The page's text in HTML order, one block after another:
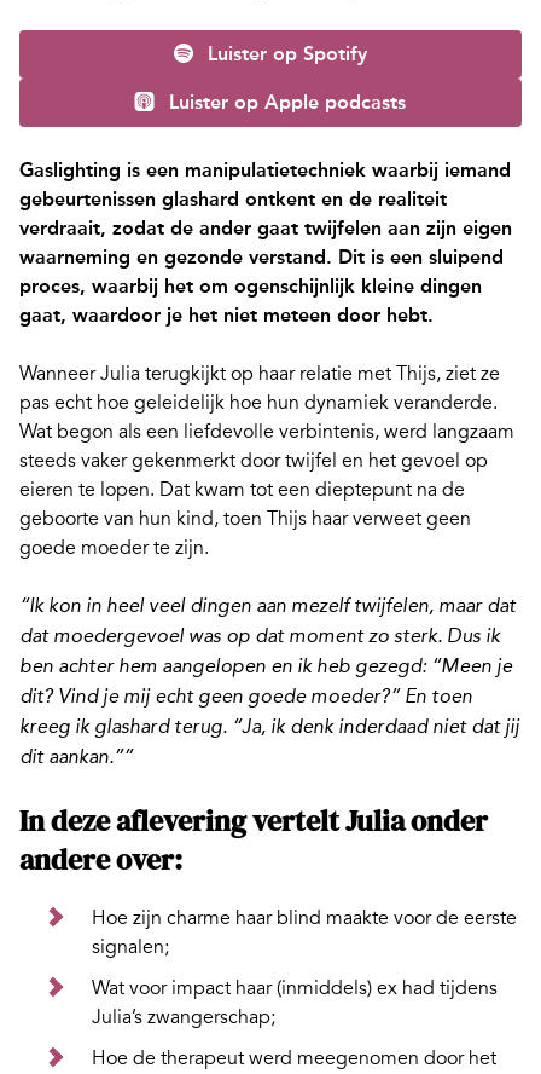
Luister op Spotify
Luister op Apple podcasts
Gaslighting is een manipulatietechniek waarbij iemand
gebeurtenissen glashard ontkent en de realiteit
verdraait, zodat de ander gaat twijfelen aan zijn eigen
waarneming en gezonde verstand. Dit is een sluipend
proces, waarbij het om ogenschijnlijk kleine dingen
gaat, waardoor je het niet meteen door hebt.
Wanneer Julia terugkijkt op haar relatie met Thijs, ziet ze
pas echt hoe geleidelijk hoe hun dynamiek veranderde.
Wat begon als een liefdevolle verbintenis, werd langzaam
steeds vaker gekenmerkt door twijfel en het gevoel op
eieren te lopen. Dat kwam tot een dieptepunt na de
geboorte van hun kind, toen Thijs haar verweet geen
goede moeder te zijn.
“Ik kon in heel veel dingen aan mezelf twijfelen, maar dat
dat moedergevoel was op dat moment zo sterk. Dus ik
ben achter hem aangelopen en ik heb gezegd: “Meen je
dit? Vind je mij echt geen goede moeder?” En toen
kreeg ik glashard terug. “Ja, ik denk inderdaad niet dat jij
dit aankan.””
In deze aflevering vertelt Julia onder
andere over:
Hoe zijn charme haar blind maakte voor de eerste
signalen;
Wat voor impact haar (inmiddels) ex had tijdens
Julia’s zwangerschap;
Hoe de therapeut werd meegenomen door het